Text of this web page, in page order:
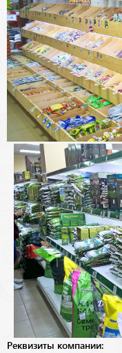
Реквизиты компании: